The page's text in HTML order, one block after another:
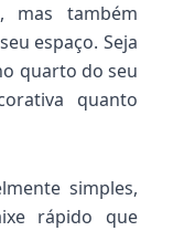
mas também
espaço. Seja
quarto do seu
quanto
simples,
rápido que